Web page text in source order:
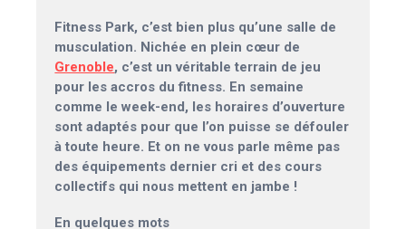
Fitness Park, c’est bien plus qu’une salle de
musculation. Nichée en plein cœur de
Grenoble, c’est un véritable terrain de jeu
pour les accros du fitness. En semaine
comme le week-end, les horaires d’ouverture
sont adaptés pour que l’on puisse se défouler
à toute heure. Et on ne vous parle même pas
des équipements dernier cri et des cours
collectifs qui nous mettent en jambe !
En quelques mots